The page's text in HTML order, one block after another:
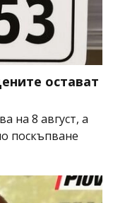
остават
на 8 август, а
поскъпване